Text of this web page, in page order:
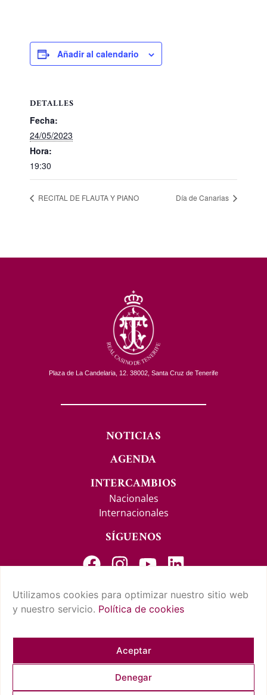
Utilizamos cookies para optimizar nuestro sitio web
y nuestro servicio. Política de cookies
Aceptar
Denegar
Añadir al calendario
DETALLES
Fecha:
24/05/2023
Hora:
19:30
RECITAL DE FLAUTA Y PIANO Día de Canarias
Plaza de La Candelaria, 12. 38002, Santa Cruz de Tenerife
NOTICIAS
AGENDA
INTERCAMBIOS
Nacionales
Internacionales
SÍGUENOS
CONTACTO Y SUGERENCIAS
AVISO LEGAL
CUMPLIMIENTO NORMATIVO